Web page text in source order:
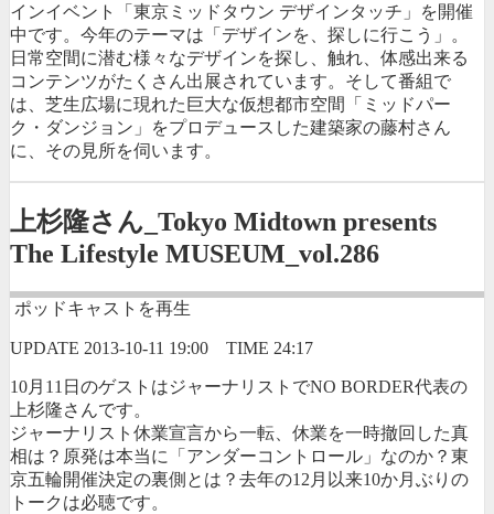
インイベント「東京ミッドタウン デザインタッチ」を開催
中です。今年のテーマは「デザインを、探しに行こう」。
日常空間に潜む様々なデザインを探し、触れ、体感出来る
コンテンツがたくさん出展されています。そして番組で
は、芝生広場に現れた巨大な仮想都市空間「ミッドパー
ク・ダンジョン」をプロデュースした建築家の藤村さん
に、その見所を伺います。
上杉隆さん_Tokyo Midtown presents
The Lifestyle MUSEUM_vol.286
ポッドキャストを再生
UPDATE 2013-10-11 19:00 TIME 24:17
10月11日のゲストはジャーナリストでNO BORDER代表の
上杉隆さんです。
ジャーナリスト休業宣言から一転、休業を一時撤回した真
相は？原発は本当に「アンダーコントロール」なのか？東
京五輪開催決定の裏側とは？去年の12月以来10か月ぶりの
トークは必聴です。